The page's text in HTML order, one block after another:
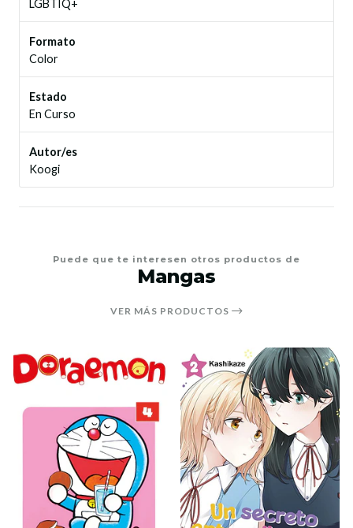
LGBTIQ+
Formato
Color
Estado
En Curso
Autor/es
Koogi
Puede que te interesen otros productos de
Mangas
VER MÁS PRODUCTOS